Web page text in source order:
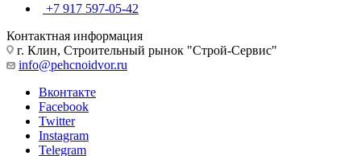
+7 917 597-05-42
Контактная информация
г. Клин, Строительный рынок "Строй-Сервис"
info@pehcnoidvor.ru
Вконтакте
Facebook
Twitter
Instagram
Telegram